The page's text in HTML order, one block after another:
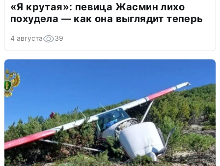
«Я крутая»: певица Жасмин лихо
похудела — как она выглядит теперь
4 августа 39